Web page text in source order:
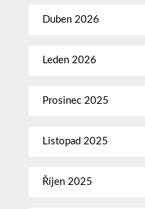
Duben 2026
Leden 2026
Prosinec 2025
Listopad 2025
Říjen 2025